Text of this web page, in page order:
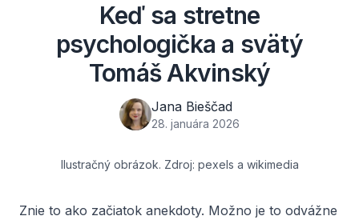
Keď sa stretne
psychologička a svätý
Tomáš Akvinský
Jana Bieščad
28. januára 2026
Ilustračný obrázok. Zdroj: pexels a wikimedia
Znie to ako začiatok anekdoty. Možno je to odvážne